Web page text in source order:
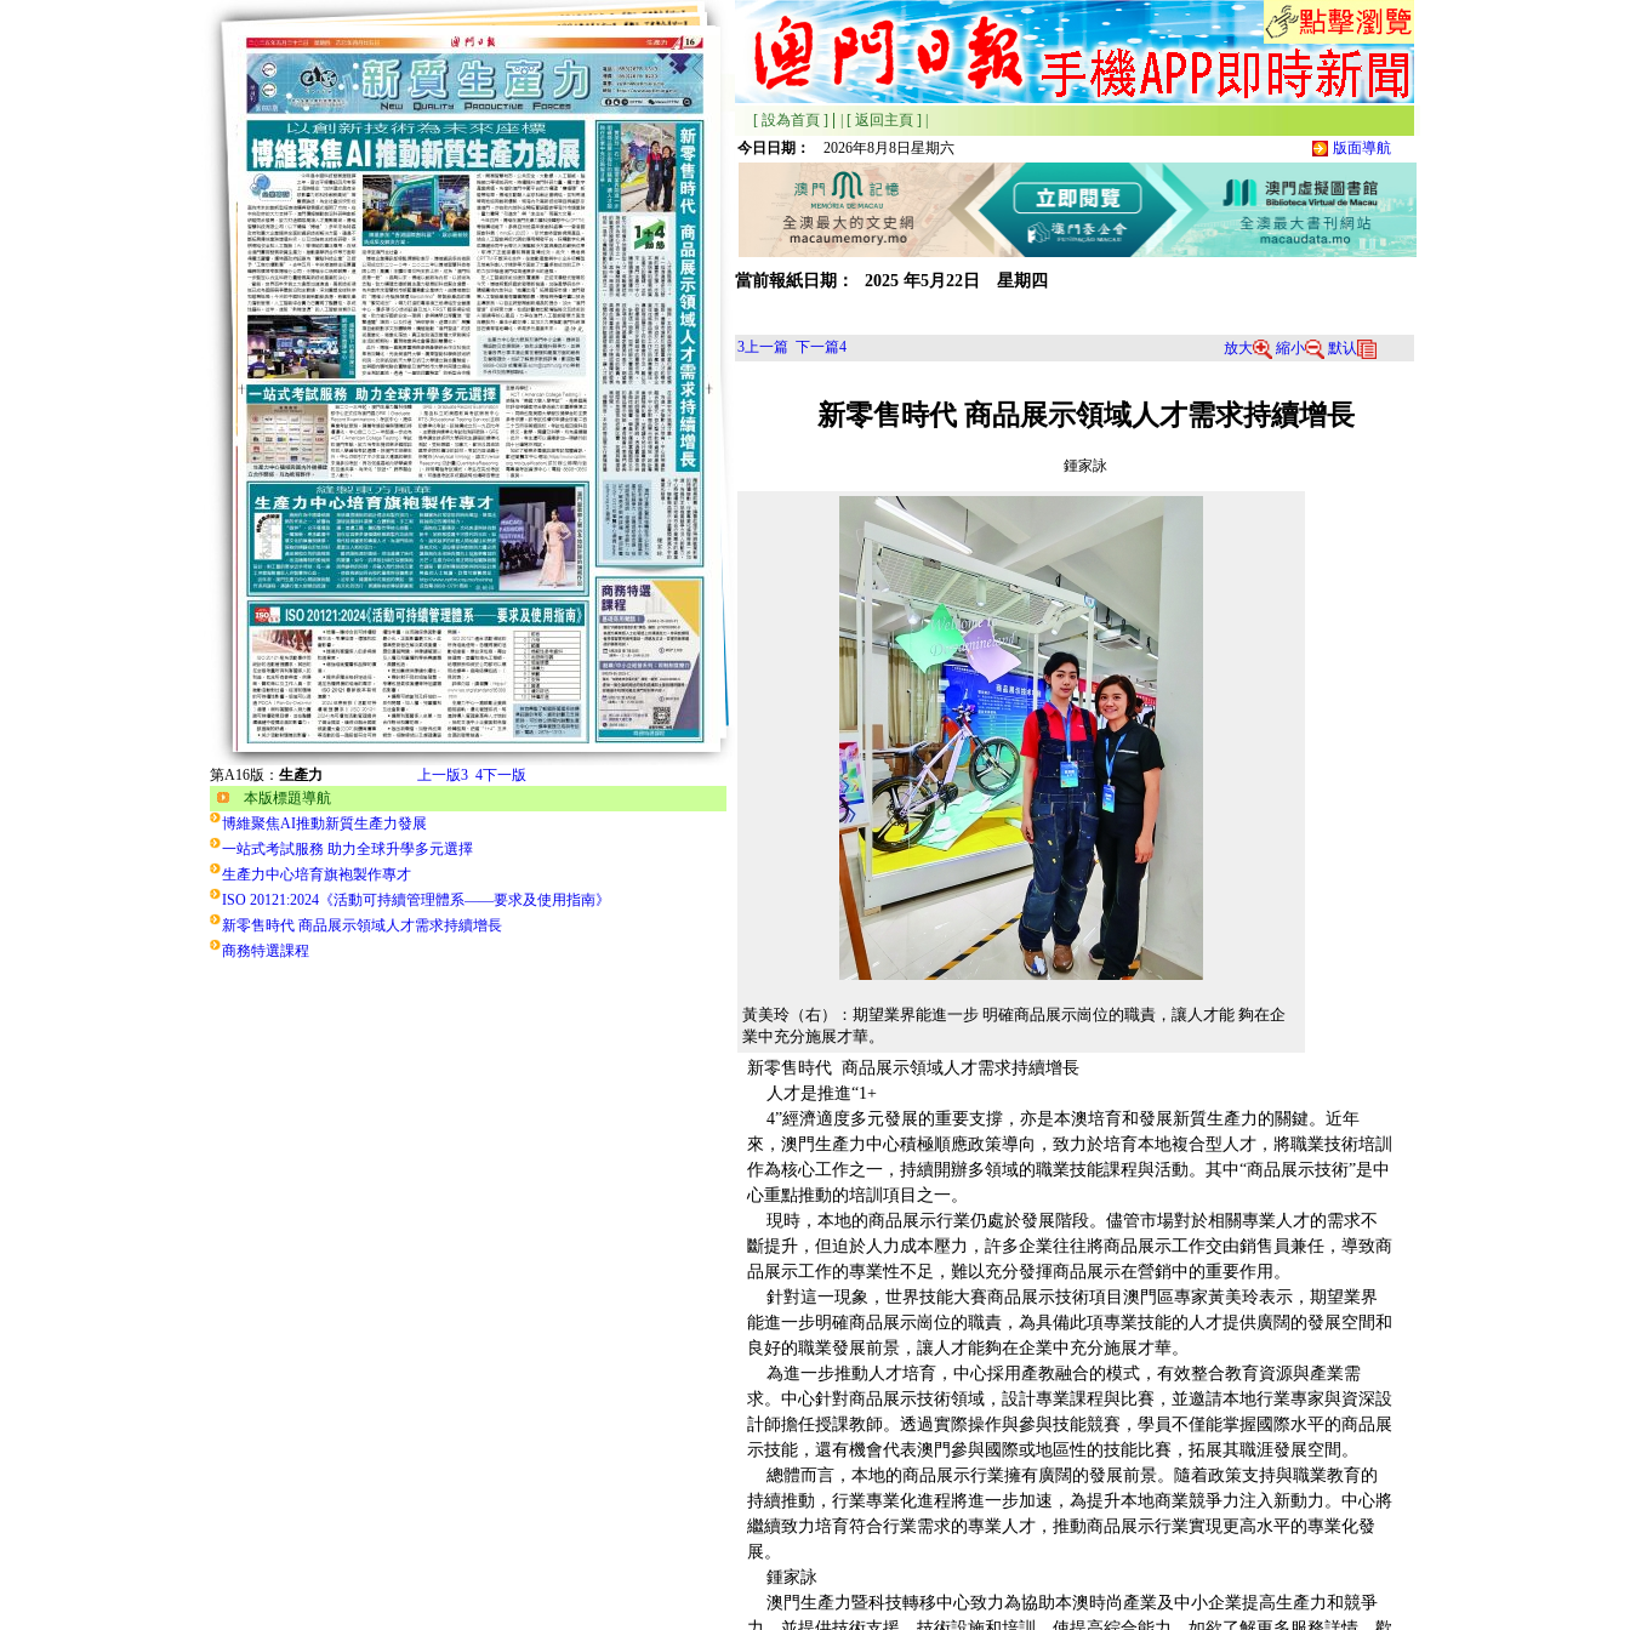
第A16版： 生產力 上一版3 4下一版
本版標題導航
博維聚焦AI推動新質生產力發展
一站式考試服務 助力全球升學多元選擇
生產力中心培育旗袍製作專才
ISO 20121:2024《活動可持續管理體系——要求及使用指南》
新零售時代 商品展示領域人才需求持續增長
商務特選課程
[ 設為首頁 ] [ 返回主頁 ]
今日日期：
2026年8月8日星期六 版面導航
當前報紙日期： 2025 年5月 22日 星期 四
3上一篇 下一篇4 放大 縮小 默认
新零售時代 商品展示領域人才需求持續增長
鍾家詠
黃美玲（右）：期望業界能進一步 明確商品展示崗位的職責，讓人才能 夠在企
業中充分施展才華。
新零售時代 商品展示領域人才需求持續增長
人才是推進“1+
4”經濟適度多元發展的重要支撐，亦是本澳培育和發展新質生產力的關鍵。近年
來，澳門生產力中心積極順應政策導向，致力於培育本地複合型人才，將職業技術培訓
作為核心工作之一，持續開辦多領域的職業技能課程與活動。其中“商品展示技術”是中
心重點推動的培訓項目之一。
現時，本地的商品展示行業仍處於發展階段。儘管市場對於相關專業人才的需求不
斷提升，但迫於人力成本壓力，許多企業往往將商品展示工作交由銷售員兼任，導致商
品展示工作的專業性不足，難以充分發揮商品展示在營銷中的重要作用。
針對這一現象，世界技能大賽商品展示技術項目澳門區專家黃美玲表示，期望業界
能進一步明確商品展示崗位的職責，為具備此項專業技能的人才提供廣闊的發展空間和
良好的職業發展前景，讓人才能夠在企業中充分施展才華。
為進一步推動人才培育，中心採用產教融合的模式，有效整合教育資源與產業需
求。中心針對商品展示技術領域，設計專業課程與比賽，並邀請本地行業專家與資深設
計師擔任授課教師。透過實際操作與參與技能競賽，學員不僅能掌握國際水平的商品展
示技能，還有機會代表澳門參與國際或地區性的技能比賽，拓展其職涯發展空間。
總體而言，本地的商品展示行業擁有廣闊的發展前景。隨着政策支持與職業教育的
持續推動，行業專業化進程將進一步加速，為提升本地商業競爭力注入新動力。中心將
繼續致力培育符合行業需求的專業人才，推動商品展示行業實現更高水平的專業化發
展。
鍾家詠
澳門生產力暨科技轉移中心致力為協助本澳時尚產業及中小企業提高生產力和競爭